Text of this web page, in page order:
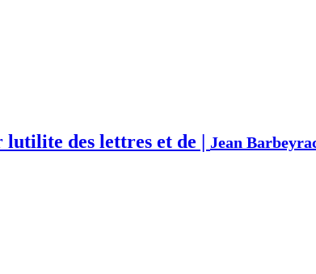
lutilite des lettres et de | Jean